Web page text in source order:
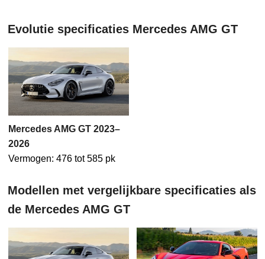
Evolutie specificaties Mercedes AMG GT
Mercedes AMG GT 2023–
2026
Vermogen: 476 tot 585 pk
Modellen met vergelijkbare specificaties als
de Mercedes AMG GT